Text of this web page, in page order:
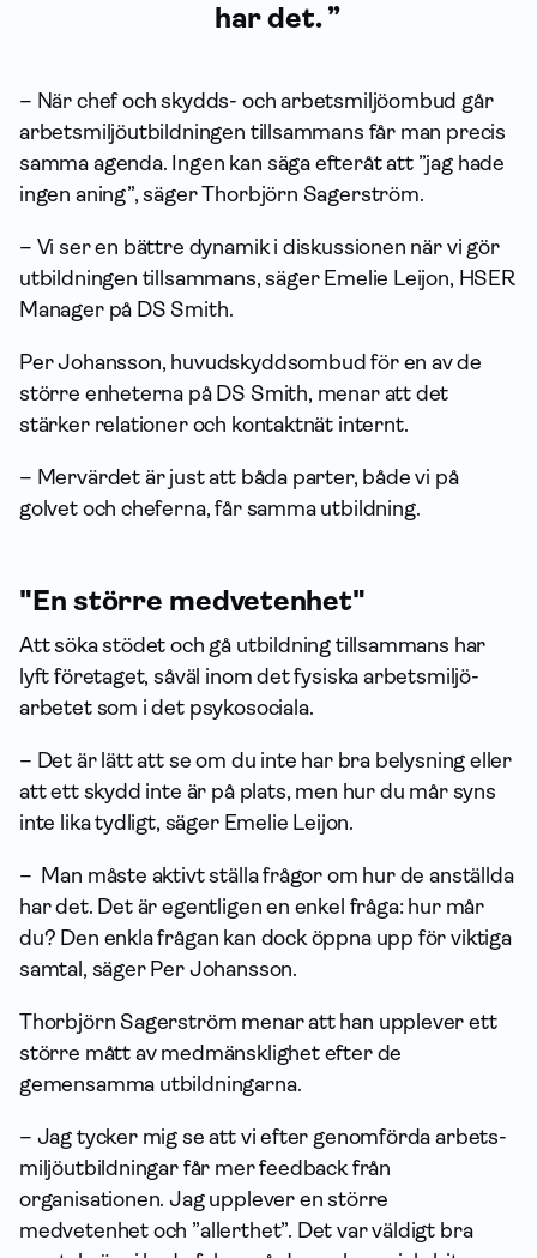
har det.
– När chef och skydds- och arbets­miljö­ombud går
arbets­miljö­utbildningen tillsammans får man precis
samma agenda. Ingen kan säga efteråt att ”jag hade
ingen aning”, säger Thorbjörn Sagerström.
– Vi ser en bättre dynamik i diskussionen när vi gör
utbildningen tillsammans, säger Emelie Leijon, HSER
Manager på DS Smith.
Per Johansson, huvudskyddsombud för en av de
större enheterna på DS Smith, menar att det
stärker relationer och kontaktnät internt.
– Mervärdet är just att båda parter, både vi på
golvet och cheferna, får samma utbildning.
"En större medvetenhet"
Att söka stödet och gå utbildning tillsammans har
lyft företaget, såväl inom det fysiska arbets­miljö­
arbetet som i det psykosociala.
– Det är lätt att se om du inte har bra belysning eller
att ett skydd inte är på plats, men hur du mår syns
inte lika tydligt, säger Emelie Leijon.
– Man måste aktivt ställa frågor om hur de anställda
har det. Det är egentligen en enkel fråga: hur mår
du? Den enkla frågan kan dock öppna upp för viktiga
samtal, säger Per Johansson.
Thorbjörn Sagerström menar att han upplever ett
större mått av medmänsklighet efter de
gemensamma utbildningarna.
– Jag tycker mig se att vi efter genomförda arbets­
miljö­utbildningar får mer feedback från
organisationen. Jag upplever en större
medvetenhet och ”allerthet”. Det var väldigt bra